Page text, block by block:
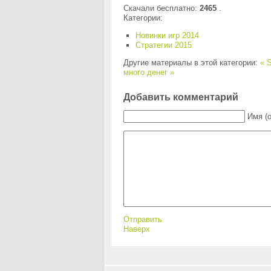
Скачали бесплатно: 2465.
Категории:
Новинки игр 2014
Стратегии 2015
Другие материалы в этой категории: «
много денег »
Добавить комментарий
Имя
Отправить
Наверх